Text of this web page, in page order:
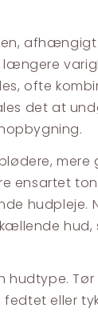
længere
ofte
det at
mere
ensartet
hudpleje.
Tør
eller